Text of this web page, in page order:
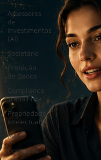
Assessores
de
Investimentos
(AI)
Societário
Proteção
de Dados
Compliance
Trabalhista
Propriedade
Intelectual
M&A
Contratos